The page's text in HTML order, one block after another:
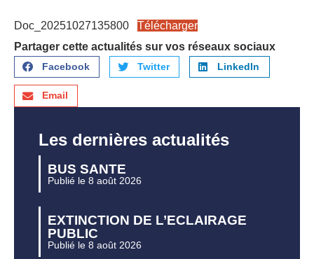
Doc_20251027135800
Télécharger
Partager cette actualités sur vos réseaux sociaux
Facebook Twitter LinkedIn
Email
Les dernières actualités
BUS SANTE
Publié le 8 août 2026
EXTINCTION DE L’ECLAIRAGE
PUBLIC
Publié le 8 août 2026